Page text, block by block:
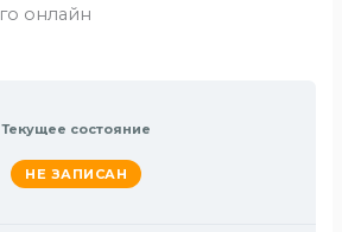
Текущее состояние
НЕ ЗАПИСАН